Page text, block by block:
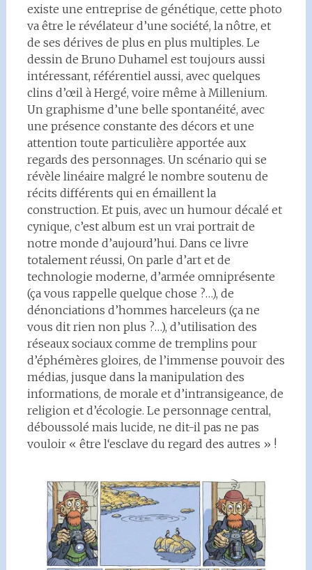
existe une entreprise de génétique, cette photo
va être le révélateur d’une société, la nôtre, et
de ses dérives de plus en plus multiples. Le
dessin de Bruno Duhamel est toujours aussi
intéressant, référentiel aussi, avec quelques
clins d’œil à Hergé, voire même à Millenium.
Un graphisme d’une belle spontanéité, avec
une présence constante des décors et une
attention toute particulière apportée aux
regards des personnages. Un scénario qui se
révèle linéaire malgré le nombre soutenu de
récits différents qui en émaillent la
construction. Et puis, avec un humour décalé et
cynique, c’est album est un vrai portrait de
notre monde d’aujourd’hui. Dans ce livre
totalement réussi, On parle d’art et de
technologie moderne, d’armée omniprésente
(ça vous rappelle quelque chose ?…), de
dénonciations d’hommes harceleurs (ça ne
vous dit rien non plus ?…), d’utilisation des
réseaux sociaux comme de tremplins pour
d’éphémères gloires, de l’immense pouvoir des
médias, jusque dans la manipulation des
informations, de morale et d’intransigeance, de
religion et d’écologie. Le personnage central,
déboussolé mais lucide, ne dit-il pas ne pas
vouloir « être l‘esclave du regard des autres » !